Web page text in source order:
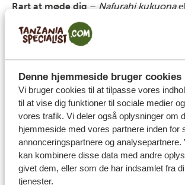
Denne hjemmeside bruger cookies
Vi bruger cookies til at tilpasse vores
til at vise dig funktioner til sociale medier
vores trafik. Vi deler også oplysninger om
hjemmeside med vores partnere inden for
annonceringspartnere og analysepartnere.
kan kombinere disse data med andre
givet dem, eller som de har indsamlet fra
tjenester.
Rart at møde dig – Nafurahi kukuona
kukutana na wewe
Vi ses senere–Baadaye
aftenen, og du ikke ser dem før næste
Brug i samtaler
Ja– Ndiyo
Nej–Hapana
Alt er godt, eller jeg har det godt–
Mambo,Nzurisom svar påHabarieller
respondenten er en ældre person